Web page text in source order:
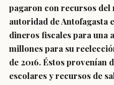
pagaron con recursos del
autoridad de Antofagasta
dineros fiscales para una
millones para su
de 2016. Éstos provenían
escolares y recursos de